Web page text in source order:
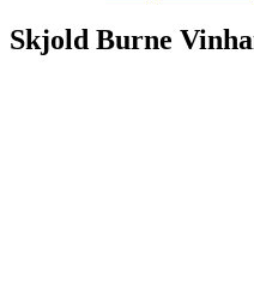
Skjold Burne